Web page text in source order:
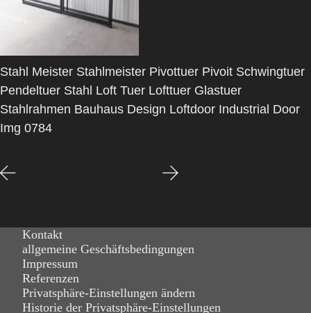
Stahl Meister Stahlmeister Pivottuer Pivoit Schwingtuer
Pendeltuer Stahl Loft Tuer Lofttuer Glastuer
Stahlrahmen Bauhaus Design Loftdoor Industrial Door
Img 0784
Kontakt
allgemeine Geschäftsbedingungen
Impressum
Referenzen
Privatsphäre-Einstellungen ändern
Historie der Privatsphäre-Einstellungen